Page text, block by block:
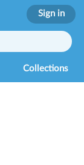
Collections
Sign in